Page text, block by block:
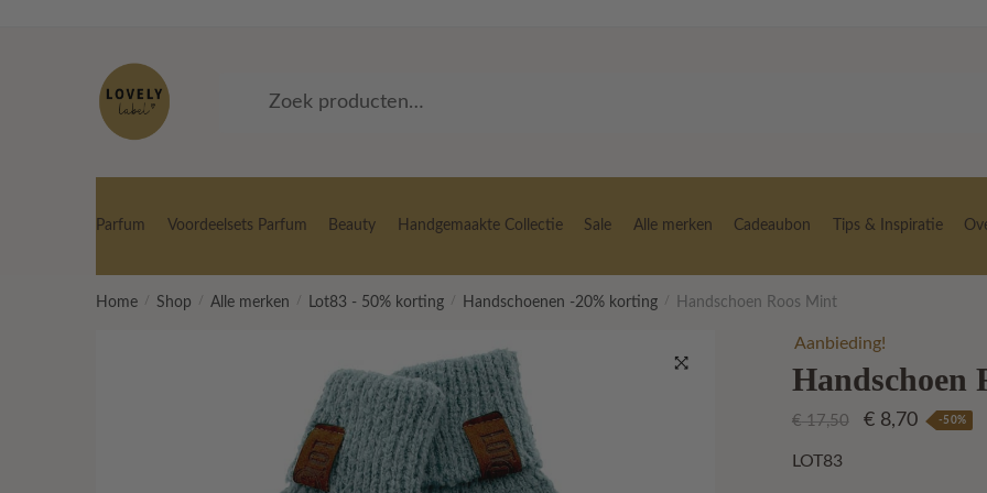
Zoeken
Parfum Voordeelsets Parfum Beauty Handgemaakte Collectie Sale Alle merken Cadeaubon Tips & Inspiratie
Home / Shop / Alle merken / Lot83 - 50% korting / Handschoenen -20% korting / Handschoen Roos Mint
Aanbieding!
Handschoen
€17,50 €8,70Huidige
-50%
LOT83